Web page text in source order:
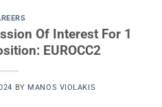
Of Interest For 1
EUROCC2
BY MANOS VIOLAKIS